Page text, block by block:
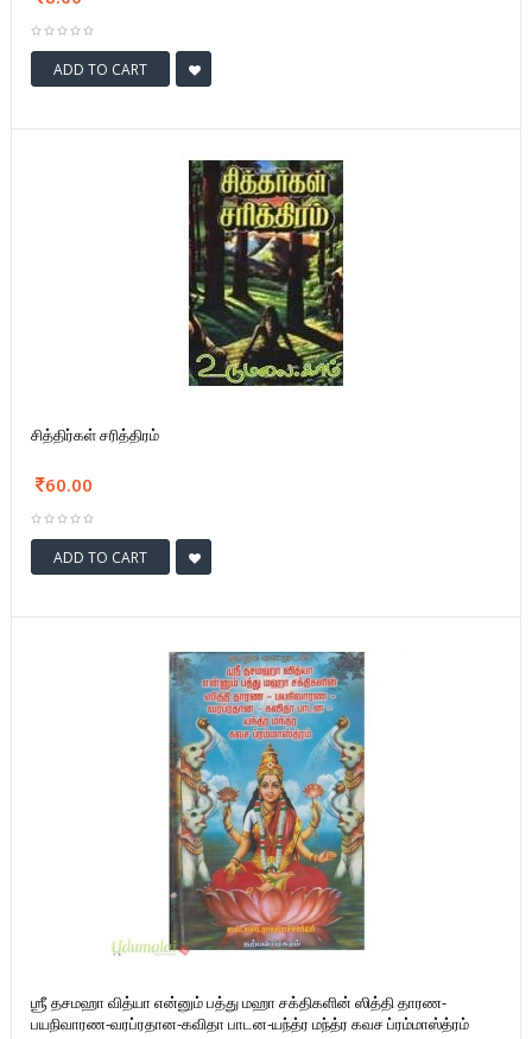
ADD TO CART
சித்திர்கள் சரித்திரம்
60.00
ADD TO CART
ஶ்ரீ தசமஹா வித்யா என்னும் பத்து மஹா சக்திகளின் ஸித்தி தாரண-
பயநிவாரண-வரப்ரதான-கவிதா பாடன-யந்த்ர மந்த்ர கவச ப்ரம்மாஸ்த்ரம்